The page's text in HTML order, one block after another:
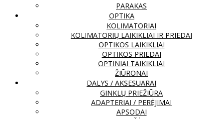
PARAKAS
OPTIKA
KOLIMATORIAI
KOLIMATORIŲ LAIKIKLIAI IR PRIEDAI
OPTIKOS LAIKIKLIAI
OPTIKOS PRIEDAI
OPTINIAI TAIKIKLIAI
ŽIŪRONAI
DALYS / AKSESUARAI
GINKLŲ PRIEŽIŪRA
ADAPTERIAI / PERĖJIMAI
APSODAI